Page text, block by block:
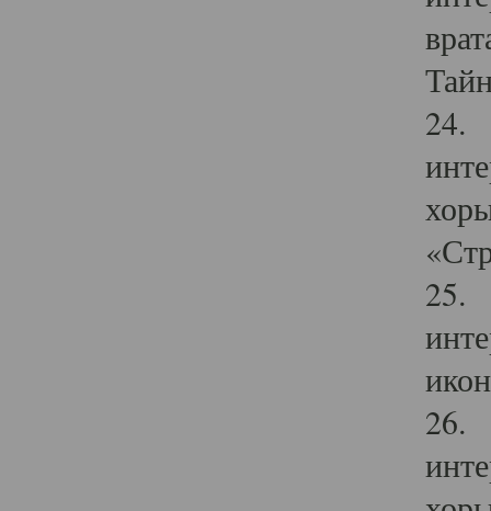
24.
25.
26.